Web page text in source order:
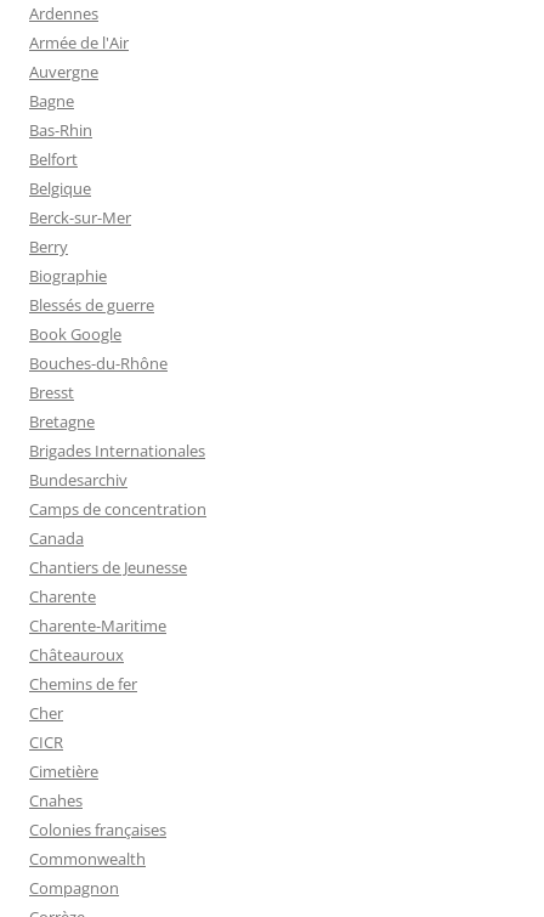
Ardennes
Armée de l'Air
Auvergne
Bagne
Bas-Rhin
Belfort
Belgique
Berck-sur-Mer
Berry
Biographie
Blessés de guerre
Book Google
Bouches-du-Rhône
Bresst
Bretagne
Brigades Internationales
Bundesarchiv
Camps de concentration
Canada
Chantiers de Jeunesse
Charente
Charente-Maritime
Châteauroux
Chemins de fer
Cher
CICR
Cimetière
Cnahes
Colonies françaises
Commonwealth
Compagnon